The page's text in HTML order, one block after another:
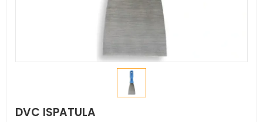
DVC ISPATULA